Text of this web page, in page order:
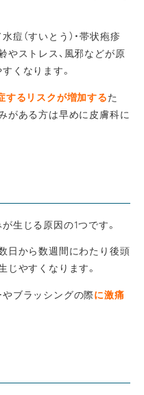
（すいとう）・帯状疱疹
やストレス、風邪などが原
くなります。
するリスクが増加するた
がある方は早めに皮膚科に
生じる原因の1つです。
日から数週間にわたり後頭
じやすくなります。
ブラッシングの際に激痛